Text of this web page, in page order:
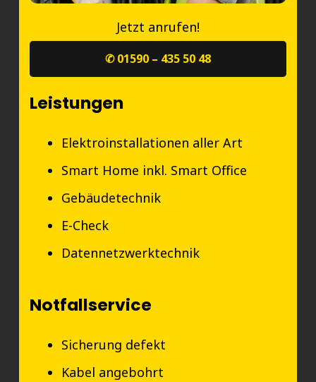
Jetzt anrufen!
✆ 01590 – 435 50 48
Leistungen
Elektroinstallationen aller Art
Smart Home inkl. Smart Office
Gebäudetechnik
E-Check
Datennetzwerktechnik
Notfallservice
Sicherung defekt
Kabel angebohrt